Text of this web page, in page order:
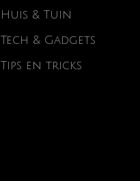
Huis & Tuin
Tech & Gadgets
Tips en tricks